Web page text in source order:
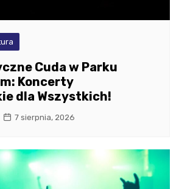
Cuda w Parku
Koncerty
dla Wszystkich!
7 sierpnia, 2026